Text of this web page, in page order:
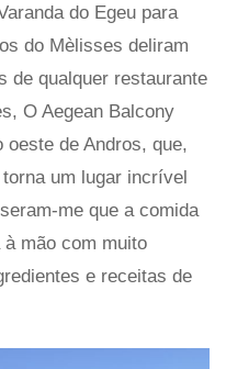
do Egeu para
do Mèlisses deliram
de qualquer restaurante
O Aegean Balcony
de Andros, que,
um lugar incrível
me que a comida
à mão com muito
e receitas de